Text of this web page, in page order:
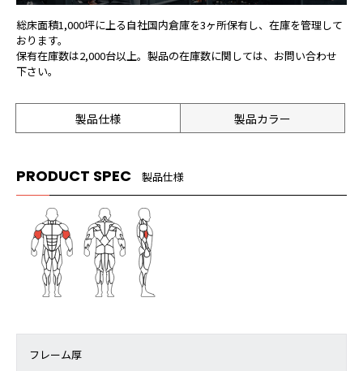
総床面積1,000坪に上る自社国内倉庫を3ヶ所保有し、在庫を管理して
おります。
保有在庫数は2,000台以上。製品の在庫数に関しては、お問い合わせ
下さい。
製品仕様 製品カラー
PRODUCT SPEC 製品仕様
フレーム厚